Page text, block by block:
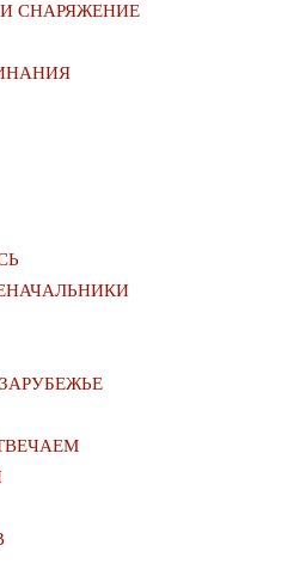
СНАРЯЖЕНИЕ